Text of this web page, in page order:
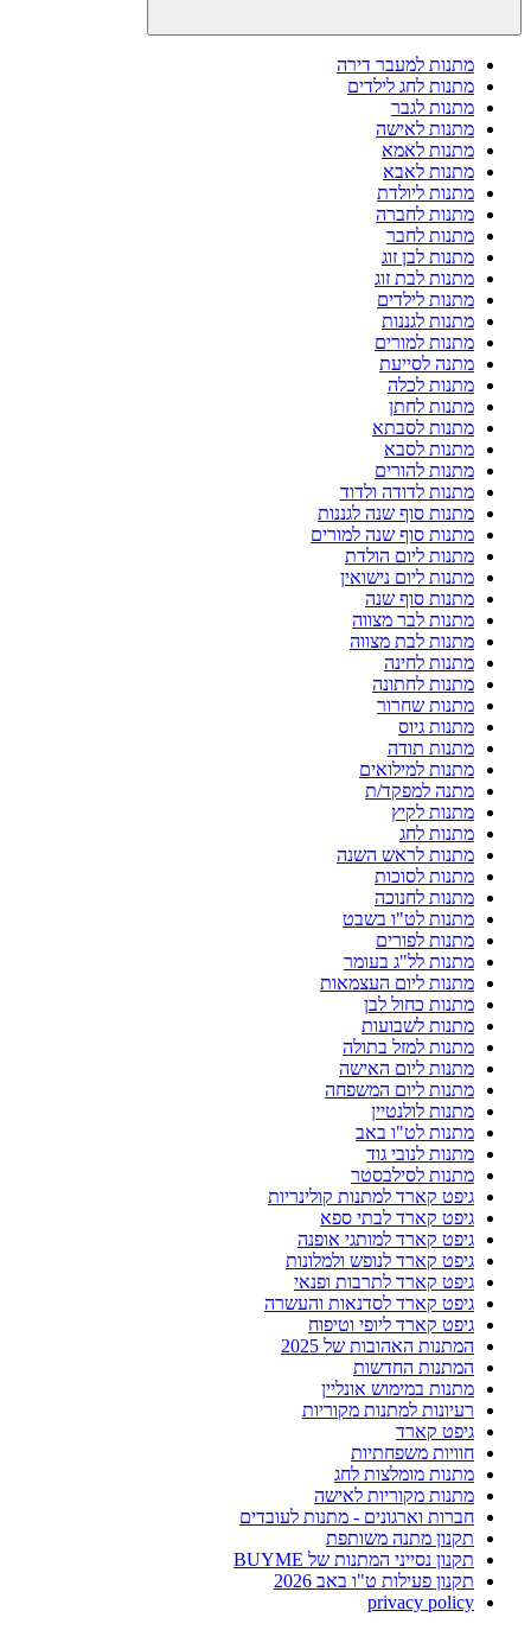
מתנות למעבר דירה
מתנות לחג לילדים
מתנות לגבר
מתנות לאישה
מתנות לאמא
מתנות לאבא
מתנות ליולדת
מתנות לחברה
מתנות לחבר
מתנות לבן זוג
מתנות לבת זוג
מתנות לילדים
מתנות לגננות
מתנות למורים
מתנה לסייעת
מתנות לכלה
מתנות לחתן
מתנות לסבתא
מתנות לסבא
מתנות להורים
מתנות לדודה ולדוד
מתנות סוף שנה לגננות
מתנות סוף שנה למורים
מתנות ליום הולדת
מתנות ליום נישואין
מתנות סוף שנה
מתנות לבר מצווה
מתנות לבת מצווה
מתנות לחינה
מתנות לחתונה
מתנות שחרור
מתנות גיוס
מתנות תודה
מתנות למילואים
מתנה למפקד/ת
מתנות לקיץ
מתנות לחג
מתנות לראש השנה
מתנות לסוכות
מתנות לחנוכה
מתנות לט"ו בשבט
מתנות לפורים
מתנות לל"ג בעומר
מתנות ליום העצמאות
מתנות כחול לבן
מתנות לשבועות
מתנות למזל בתולה
מתנות ליום האישה
מתנות ליום המשפחה
מתנות לולנטיין
מתנות לט"ו באב
מתנות לנובי גוד
מתנות לסילבסטר
גיפט קארד למתנות קולינריות
גיפט קארד לבתי ספא
גיפט קארד למותגי אופנה
גיפט קארד לנופש ולמלונות
גיפט קארד לתרבות ופנאי
גיפט קארד לסדנאות והעשרה
גיפט קארד ליופי וטיפוח
המתנות האהובות של 2025
המתנות החדשות
מתנות במימוש אונליין
רעיונות למתנות מקוריות
גיפט קארד
חוויות משפחתיות
מתנות מומלצות לחג
מתנות מקוריות לאישה
חברות וארגונים - מתנות לעובדים
תקנון מתנה משותפת
תקנון נסייני המתנות של BUYME
תקנון פעילות ט"ו באב 2026
privacy policy